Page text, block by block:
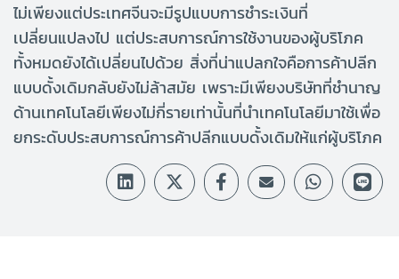
ไม่เพียงแต่ประเทศจีนจะมีรูปแบบการชำระเงินที่
เปลี่ยนแปลงไป แต่ประสบการณ์การใช้งานของผู้บริโภค
ทั้งหมดยังได้เปลี่ยนไปด้วย สิ่งที่น่าแปลกใจคือการค้าปลีก
แบบดั้งเดิมกลับยังไม่ล้าสมัย เพราะมีเพียงบริษัทที่ชำนาญ
ด้านเทคโนโลยีเพียงไม่กี่รายเท่านั้นที่นำเทคโนโลยีมาใช้เพื่อ
ยกระดับประสบการณ์การค้าปลีกแบบดั้งเดิมให้แก่ผู้บริโภค